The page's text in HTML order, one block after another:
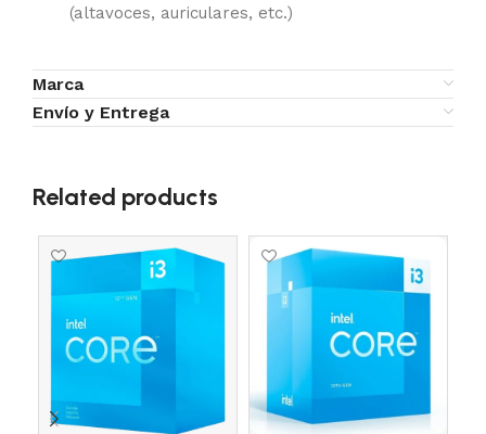
(altavoces, auriculares, etc.)
Marca
Envío y Entrega
Related products